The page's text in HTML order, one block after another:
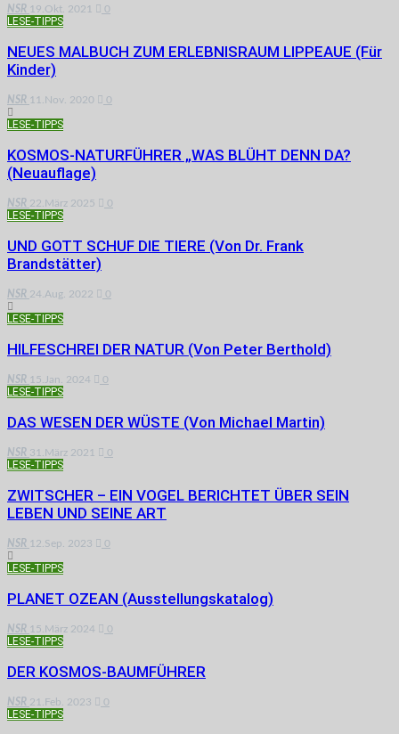
NSR 19.Okt. 2021 0
LESE-TIPPS
NEUES MALBUCH ZUM ERLEBNISRAUM LIPPEAUE (für
Kinder)
NSR 11.Nov. 2020 0
LESE-TIPPS
KOSMOS-NATURFÜHRER „WAS BLÜHT DENN DA?
(Neuauflage)
NSR 22.März 2025 0
LESE-TIPPS
UND GOTT SCHUF DIE TIERE (von Dr. Frank
Brandstätter)
NSR 24.Aug. 2022 0
LESE-TIPPS
HILFESCHREI DER NATUR (von Peter Berthold)
NSR 15.Jan. 2024 0
LESE-TIPPS
DAS WESEN DER WÜSTE (von Michael Martin)
NSR 31.März 2021 0
LESE-TIPPS
ZWITSCHER – EIN VOGEL BERICHTET ÜBER SEIN
LEBEN UND SEINE ART
NSR 12.Sep. 2023 0
LESE-TIPPS
PLANET OZEAN (Ausstellungskatalog)
NSR 15.März 2024 0
LESE-TIPPS
DER KOSMOS-BAUMFÜHRER
NSR 21.Feb. 2023 0
LESE-TIPPS